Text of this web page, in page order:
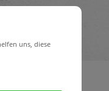
uns, diese